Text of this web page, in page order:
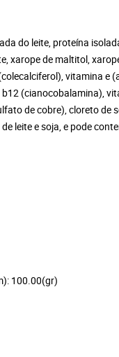
do leite, proteína
xarope de maltitol,
vitamina
(cianocobalamina),
de cobre), cloreto
leite e soja, e pode
100.00(gr)